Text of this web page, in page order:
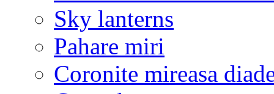
Sky lanterns
Pahare miri
Coronite mireasa